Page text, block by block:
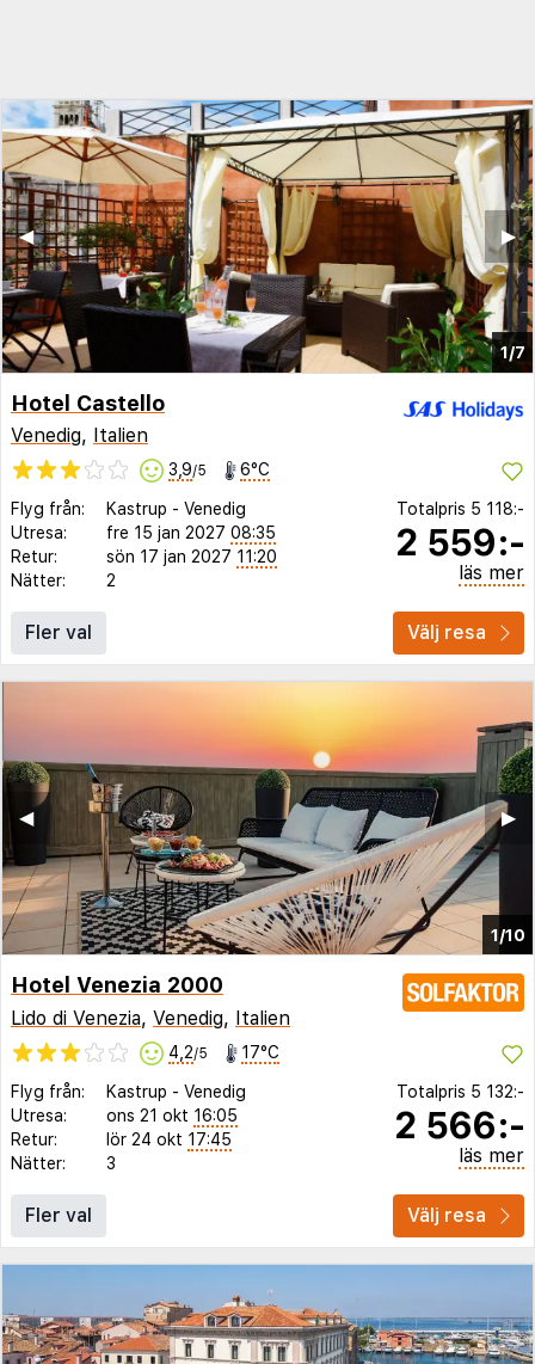
1/7
▶︎
◀︎
Hotel Castello
Venedig, Italien
3,9/5 6°C
Flyg från: Kastrup - Venedig
Utresa:
fre 15 jan 2027 08:35
Retur:
sön 17 jan 2027 11:20
Nätter:
2
Totalpris 5 118:-
2 559:-
läs mer
Fler val Välj resa
1/10
▶︎
◀︎
Hotel Venezia 2000
Lido di Venezia, Venedig, Italien
4,2/5 17°C
Flyg från: Kastrup - Venedig
Utresa:
ons 21 okt 16:05
Retur:
lör 24 okt 17:45
Nätter:
3
Totalpris 5 132:-
2 566:-
läs mer
Fler val Välj resa